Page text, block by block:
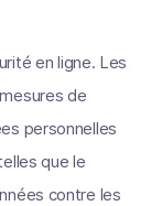
en ligne. Les
de
personnelles
que le
contre les